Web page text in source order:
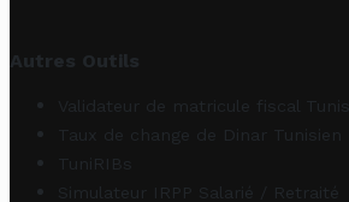
Autres Outils
Validateur de matricule fiscal
Taux de change de Dinar Tunisien
TuniRIBs
Simulateur IRPP Salarié / Retraité